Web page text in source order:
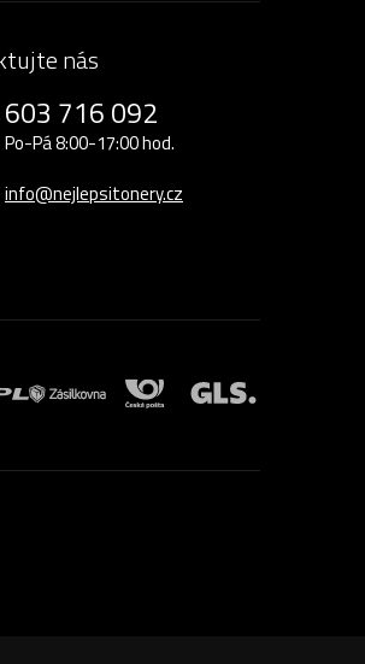
nás
603 716 092
Po-Pá 8:00-17:00 hod.
info@nejlepsitonery.cz